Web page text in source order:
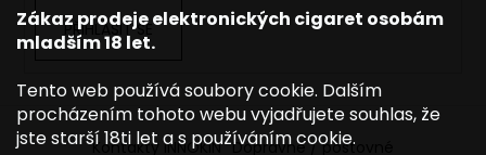
Zákaz prodeje elektronických cigaret osobám
mladším 18 let.
Tento web používá soubory cookie. Dalším
procházením tohoto webu vyjadřujete souhlas, že
jste starší 18ti let a s používáním cookie.
s
PŘIHLÁSIT SE
Kontakty INNOKIN Dopravné / poštovné